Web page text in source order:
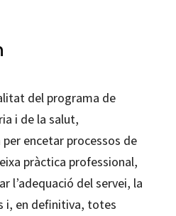
del programa de
i de la salut,
encetar processos de
pràctica professional,
l’adequació del servei, la
i, en definitiva, totes